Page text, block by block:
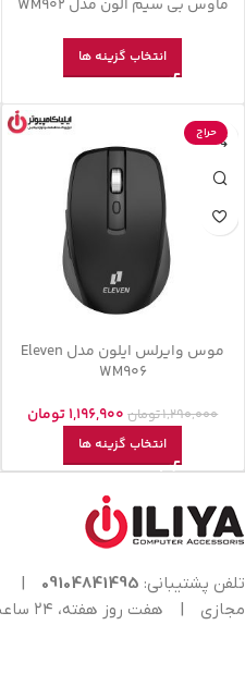
ماوس بی سیم الون مدل WM902
انتخاب گزینه ها
حراج
موس وایرلس ایلون مدل Eleven
WM906
1,290,000تومان 1,196,900تومان
انتخاب گزینه ها
تلفن پشتیبانی: 09104841495
|
مجازی
| هفت روز هفته، ۲۴ ساعت شبانه‌روز پاسخگوی شما هستیم.